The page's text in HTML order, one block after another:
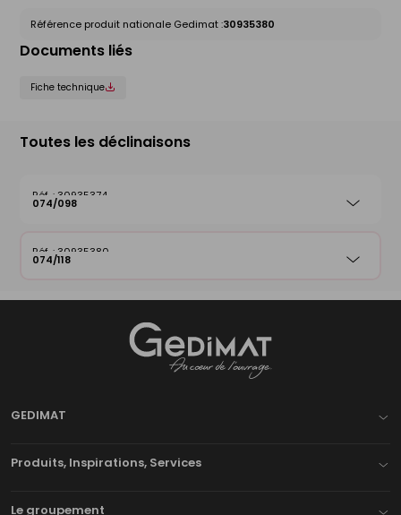
Référence produit nationale Gedimat :30935380
Documents liés
Fiche technique
Toutes les déclinaisons
30935374
074/098
30935380
074/118
GEDIMAT
Produits, Inspirations, Services
Le groupement